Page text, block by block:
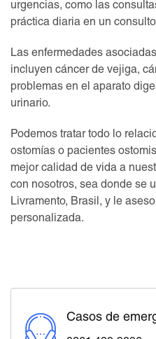
urgencias, como las
práctica diaria en un
Las enfermedades
incluyen cáncer de vejiga,
problemas en el aparato
urinario.
Podemos tratar todo lo
ostomías o pacientes
mejor calidad de vida a
con nosotros, sea donde se
Livramento, Brasil, y le
personalizada.
Casos de